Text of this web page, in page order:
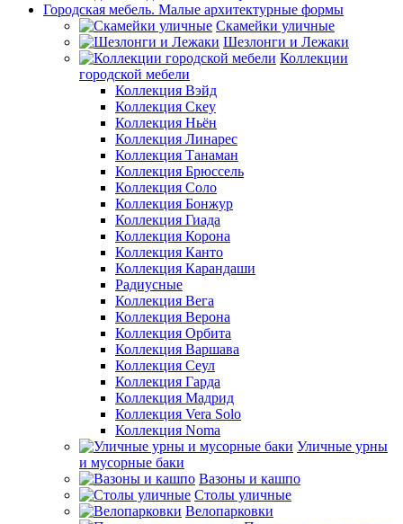
Городская мебель. Малые архитектурные формы
Скамейки уличные
Шезлонги и Лежаки
Коллекции
городской мебели
Коллекция Вэйд
Коллекция Скеу
Коллекция Ньён
Коллекция Линарес
Коллекция Танаман
Коллекция Брюссель
Коллекция Соло
Коллекция Бонжур
Коллекция Гиада
Коллекция Корона
Коллекция Канто
Коллекция Карандаши
Радиусные
Коллекция Вега
Коллекция Верона
Коллекция Орбита
Коллекция Варшава
Коллекция Сеул
Коллекция Гарда
Коллекция Мадрид
Коллекция Vera Solo
Коллекция Noma
Уличные урны
и мусорные баки
Вазоны и кашпо
Столы уличные
Велопарковки